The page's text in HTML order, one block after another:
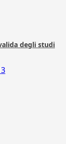
degli studi